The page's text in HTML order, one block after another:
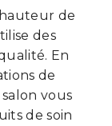
de
des
En
de
vous
de soin